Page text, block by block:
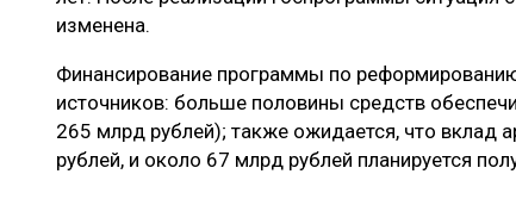
изменена.
Финансирование программы по
источников: больше половины средств
265 млрд рублей); также ожидается, что вклад
рублей, и около 67 млрд рублей планируется